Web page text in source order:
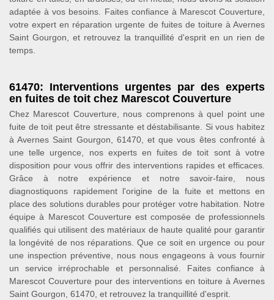
adaptée à vos besoins. Faites confiance à Marescot Couverture,
votre expert en réparation urgente de fuites de toiture à Avernes
Saint Gourgon, et retrouvez la tranquillité d'esprit en un rien de
temps.
61470: Interventions urgentes par des experts
en fuites de toit chez Marescot Couverture
Chez Marescot Couverture, nous comprenons à quel point une
fuite de toit peut être stressante et déstabilisante. Si vous habitez
à Avernes Saint Gourgon, 61470, et que vous êtes confronté à
une telle urgence, nos experts en fuites de toit sont à votre
disposition pour vous offrir des interventions rapides et efficaces.
Grâce à notre expérience et notre savoir-faire, nous
diagnostiquons rapidement l'origine de la fuite et mettons en
place des solutions durables pour protéger votre habitation. Notre
équipe à Marescot Couverture est composée de professionnels
qualifiés qui utilisent des matériaux de haute qualité pour garantir
la longévité de nos réparations. Que ce soit en urgence ou pour
une inspection préventive, nous nous engageons à vous fournir
un service irréprochable et personnalisé. Faites confiance à
Marescot Couverture pour des interventions en toiture à Avernes
Saint Gourgon, 61470, et retrouvez la tranquillité d'esprit.